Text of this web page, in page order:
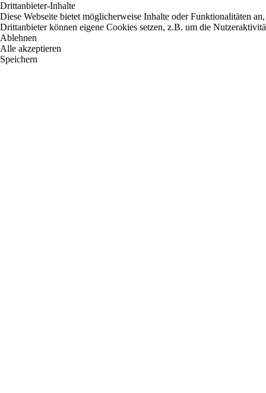
Drittanbieter-Inhalte
Diese Webseite bietet möglicherweise Inhalte oder Funktionalitäten
Drittanbieter können eigene Cookies setzen, z.B. um die
Ablehnen
Alle akzeptieren
Speichern